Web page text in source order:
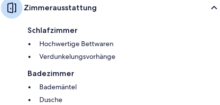
Zimmerausstattung
Schlafzimmer
Hochwertige Bettwaren
Verdunkelungsvorhänge
Badezimmer
Bademäntel
Dusche